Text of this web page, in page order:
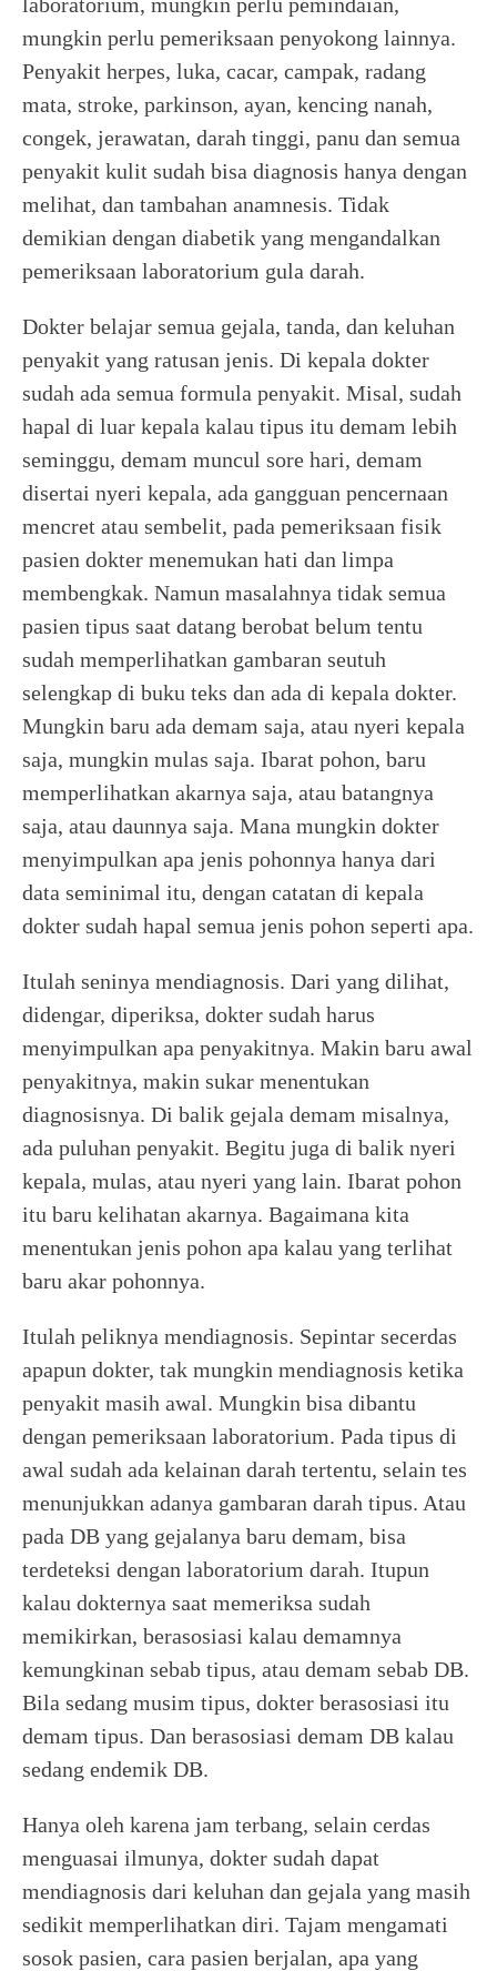
mungkin perlu pemeriksaan penyokong lainnya.
Penyakit herpes, luka, cacar, campak, radang
mata, stroke, parkinson, ayan, kencing nanah,
congek, jerawatan, darah tinggi, panu dan semua
penyakit kulit sudah bisa diagnosis hanya dengan
melihat, dan tambahan anamnesis. Tidak
demikian dengan diabetik yang mengandalkan
pemeriksaan laboratorium gula darah.
Dokter belajar semua gejala, tanda, dan keluhan
penyakit yang ratusan jenis. Di kepala dokter
sudah ada semua formula penyakit. Misal, sudah
hapal di luar kepala kalau tipus itu demam lebih
seminggu, demam muncul sore hari, demam
disertai nyeri kepala, ada gangguan pencernaan
mencret atau sembelit, pada pemeriksaan fisik
pasien dokter menemukan hati dan limpa
membengkak. Namun masalahnya tidak semua
pasien tipus saat datang berobat belum tentu
sudah memperlihatkan gambaran seutuh
selengkap di buku teks dan ada di kepala dokter.
Mungkin baru ada demam saja, atau nyeri kepala
saja, mungkin mulas saja. Ibarat pohon, baru
memperlihatkan akarnya saja, atau batangnya
saja, atau daunnya saja. Mana mungkin dokter
menyimpulkan apa jenis pohonnya hanya dari
data seminimal itu, dengan catatan di kepala
dokter sudah hapal semua jenis pohon seperti apa.
Itulah seninya mendiagnosis. Dari yang dilihat,
didengar, diperiksa, dokter sudah harus
menyimpulkan apa penyakitnya. Makin baru awal
penyakitnya, makin sukar menentukan
diagnosisnya. Di balik gejala demam misalnya,
ada puluhan penyakit. Begitu juga di balik nyeri
kepala, mulas, atau nyeri yang lain. Ibarat pohon
itu baru kelihatan akarnya. Bagaimana kita
menentukan jenis pohon apa kalau yang terlihat
baru akar pohonnya.
Itulah peliknya mendiagnosis. Sepintar secerdas
apapun dokter, tak mungkin mendiagnosis ketika
penyakit masih awal. Mungkin bisa dibantu
dengan pemeriksaan laboratorium. Pada tipus di
awal sudah ada kelainan darah tertentu, selain tes
menunjukkan adanya gambaran darah tipus. Atau
pada DB yang gejalanya baru demam, bisa
terdeteksi dengan laboratorium darah. Itupun
kalau dokternya saat memeriksa sudah
memikirkan, berasosiasi kalau demamnya
kemungkinan sebab tipus, atau demam sebab DB.
Bila sedang musim tipus, dokter berasosiasi itu
demam tipus. Dan berasosiasi demam DB kalau
sedang endemik DB.
Hanya oleh karena jam terbang, selain cerdas
menguasai ilmunya, dokter sudah dapat
mendiagnosis dari keluhan dan gejala yang masih
sedikit memperlihatkan diri. Tajam mengamati
sosok pasien, cara pasien berjalan, apa yang